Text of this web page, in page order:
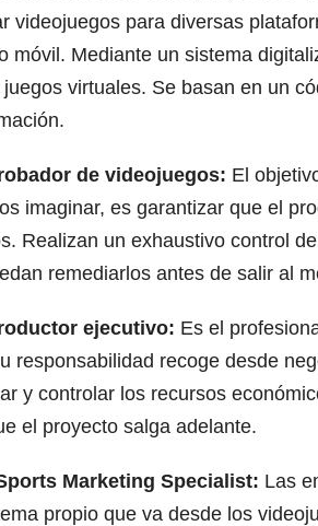
videojuegos para diversas
móvil. Mediante un sistema
virtuales. Se basan en un
de videojuegos: El
imaginar, es garantizar que el
Realizan un exhaustivo control
remediarlos antes de salir al
ejecutivo: Es el
responsabilidad recoge desde
y controlar los recursos
el proyecto salga adelante.
Marketing Specialist: Las
propio que va desde los